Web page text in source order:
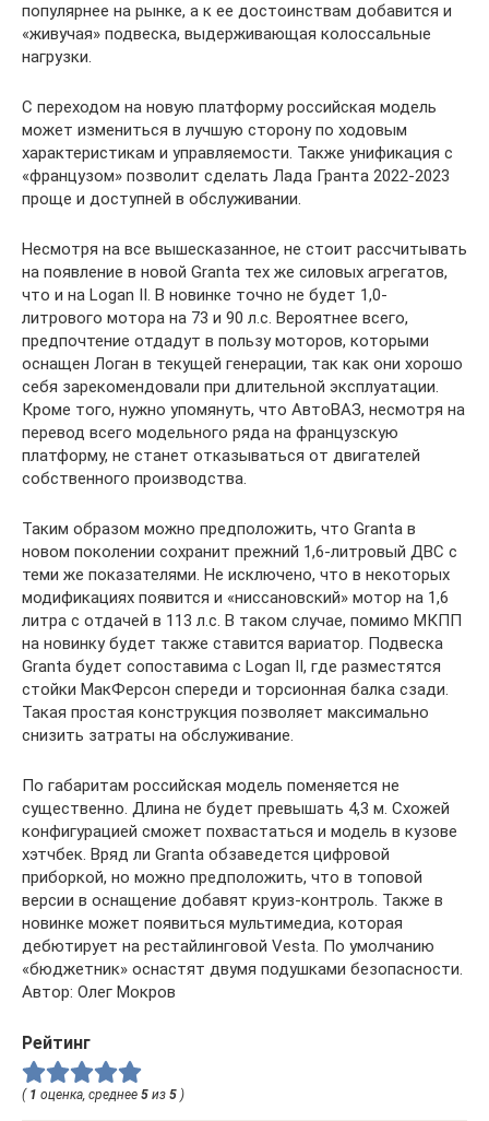
популярнее на рынке, а к ее достоинствам добавится и
«живучая» подвеска, выдерживающая колоссальные
нагрузки.
С переходом на новую платформу российская модель
может измениться в лучшую сторону по ходовым
характеристикам и управляемости. Также унификация с
«французом» позволит сделать Лада Гранта 2022-2023
проще и доступней в обслуживании.
Несмотря на все вышесказанное, не стоит рассчитывать
на появление в новой Granta тех же силовых агрегатов,
что и на Logan II. В новинке точно не будет 1,0-
литрового мотора на 73 и 90 л.с. Вероятнее всего,
предпочтение отдадут в пользу моторов, которыми
оснащен Логан в текущей генерации, так как они хорошо
себя зарекомендовали при длительной эксплуатации.
Кроме того, нужно упомянуть, что АвтоВАЗ, несмотря на
перевод всего модельного ряда на французскую
платформу, не станет отказываться от двигателей
собственного производства.
Таким образом можно предположить, что Granta в
новом поколении сохранит прежний 1,6-литровый ДВС с
теми же показателями. Не исключено, что в некоторых
модификациях появится и «ниссановский» мотор на 1,6
литра с отдачей в 113 л.с. В таком случае, помимо МКПП
на новинку будет также ставится вариатор. Подвеска
Granta будет сопоставима с Logan II, где разместятся
стойки МакФерсон спереди и торсионная балка сзади.
Такая простая конструкция позволяет максимально
снизить затраты на обслуживание.
По габаритам российская модель поменяется не
существенно. Длина не будет превышать 4,3 м. Схожей
конфигурацией сможет похвастаться и модель в кузове
хэтчбек. Вряд ли Granta обзаведется цифровой
приборкой, но можно предположить, что в топовой
версии в оснащение добавят круиз-контроль. Также в
новинке может появиться мультимедиа, которая
дебютирует на рестайлинговой Vesta. По умолчанию
«бюджетник» оснастят двумя подушками безопасности.
Автор: Олег Мокров
Рейтинг
( 1 оценка, среднее 5 из 5 )